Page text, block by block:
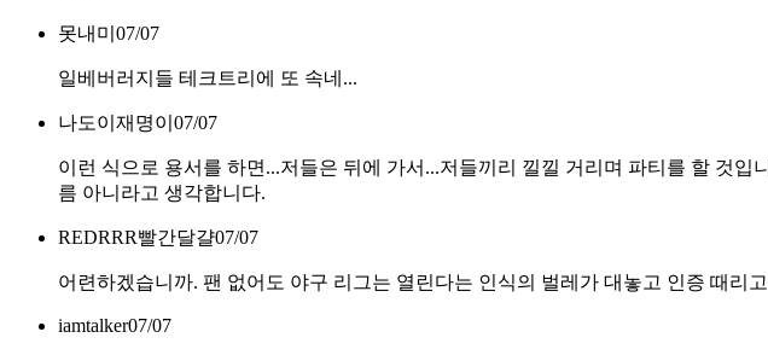
못내미 07/07
일베버러지들 테크트리에 또 속네...
나도이재명이 07/07
이런 식으로 용서를 하면...저들은 뒤에 가서...저들끼리 낄낄 거리며 파티를 할 것
름 아니라고 생각합니다.
REDRRR빨간달걀07/07
어련하겠습니까. 팬 없어도 야구 리그는 열린다는 인식의 벌레가 대놓고 인증 때
iamtalker07/07